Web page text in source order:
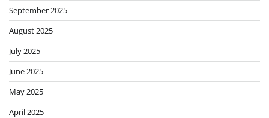
September 2025
August 2025
July 2025
June 2025
May 2025
April 2025